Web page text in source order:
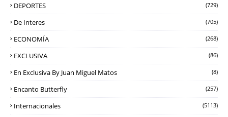
DEPORTES (729)
De Interes (705)
ECONOMÍA (268)
EXCLUSIVA (86)
En Exclusiva By Juan Miguel Matos (8)
Encanto Butterfly (257)
Internacionales (5113)